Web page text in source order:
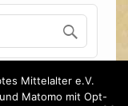
Mittelalter e.V.
Matomo mit Opt-